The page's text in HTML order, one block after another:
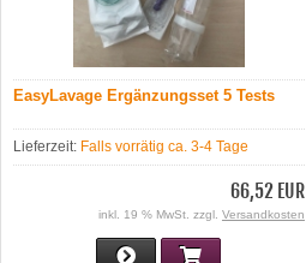
EasyLavage Ergänzungsset 5 Tests
Lieferzeit: Falls vorrätig ca. 3-4 Tage
66,52 EUR
inkl. 19 % MwSt. zzgl. Versandkosten